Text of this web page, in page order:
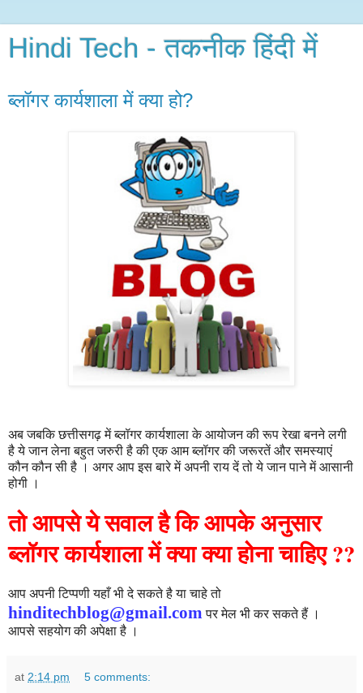
Hindi Tech - तकनीक हिंदी में
ब्लॉगर कार्यशाला में क्या हो?
अब जबकि छत्तीसगढ़ में ब्लॉगर कार्यशाला के आयोजन की रूप रेखा बनने लगी
है ये जान लेना बहुत जरुरी है की एक आम ब्लॉगर की जरूरतें और समस्याएं
कौन कौन सी है । अगर आप इस बारे में अपनी राय दें तो ये जान पाने में आसानी
होगी ।
तोआपसेयेसवालहैकिआपकेअनुसार
ब्लॉगर कार्यशाला में क्याक्याहोनाचाहिए??
आप अपनी टिप्पणी यहाँ भी दे सकते है या चाहे तो
hinditechblog@gmail.com पर मेल भी कर सकते हैं ।
आपसे सहयोग की अपेक्षा है ।
at 2:14 pm 5 comments: